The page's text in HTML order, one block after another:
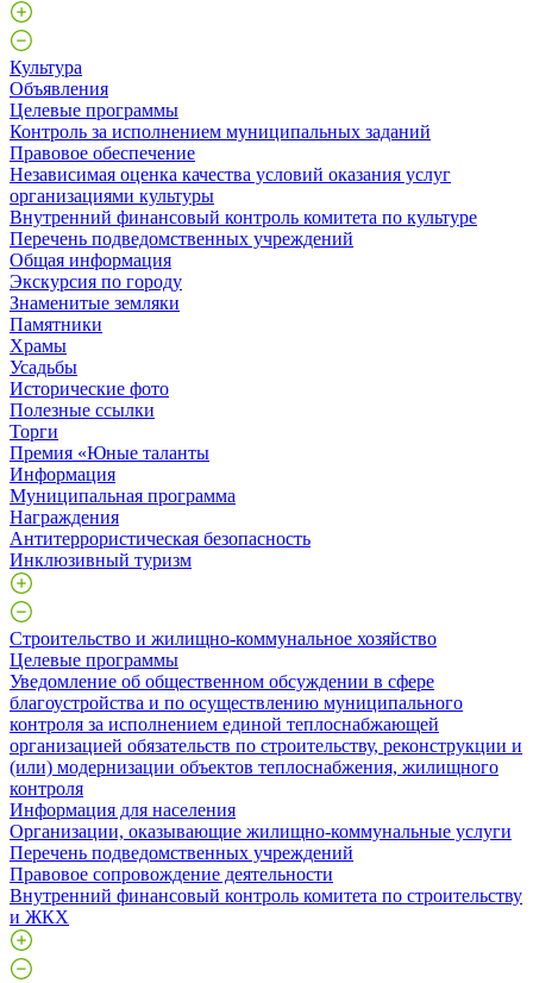
Культура
Объявления
Целевые программы
Контроль за исполнением муниципальных заданий
Правовое обеспечение
Независимая оценка качества условий оказания услуг
организациями культуры
Внутренний финансовый контроль комитета по культуре
Перечень подведомственных учреждений
Общая информация
Экскурсия по городу
Знаменитые земляки
Памятники
Храмы
Усадьбы
Исторические фото
Полезные ссылки
Торги
Премия «Юные таланты
Информация
Муниципальная программа
Награждения
Антитеррористическая безопасность
Инклюзивный туризм
Строительство и жилищно-коммунальное хозяйство
Целевые программы
Уведомление об общественном обсуждении в сфере
благоустройства и по осуществлению муниципального
контроля за исполнением единой теплоснабжающей
организацией обязательств по строительству, реконструкции и
(или) модернизации объектов теплоснабжения, жилищного
контроля
Информация для населения
Организации, оказывающие жилищно-коммунальные услуги
Перечень подведомственных учреждений
Правовое сопровождение деятельности
Внутренний финансовый контроль комитета по строительству
и ЖКХ